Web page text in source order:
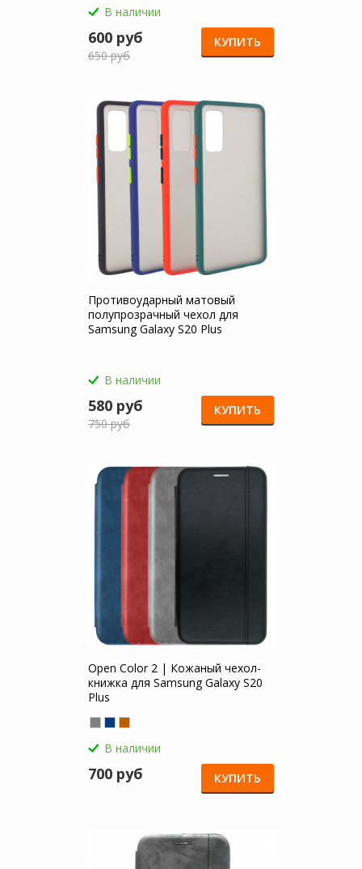
В наличии
600 руб
650 руб
КУПИТЬ
Противоударный матовый
полупрозрачный чехол для
Samsung Galaxy S20 Plus
В наличии
580 руб
750 руб
КУПИТЬ
Open Color 2 | Кожаный чехол-
книжка для Samsung Galaxy S20
Plus
В наличии
700 руб КУПИТЬ